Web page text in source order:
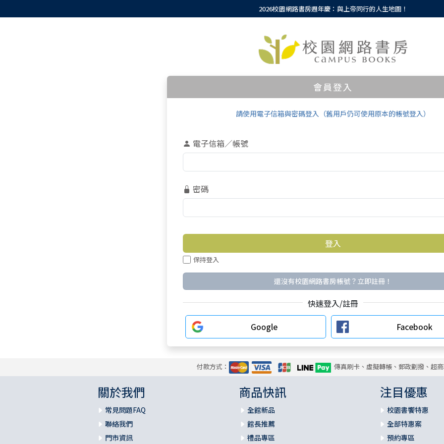
2026校園網路書房週年慶：與上帝同行的人生地圖！
會員登入
請使用電子信箱與密碼登入（舊用戶仍可使用原本的帳號登入）
電子信箱／帳號
密碼
保持登入
還沒有校園網路書房帳號？立即註冊！
快速登入/註冊
Google
Facebook
付款方式： 傳真刷卡、虛擬轉帳、郵政劃撥、超
關於我們
常見問題FAQ
聯絡我們
門市資訊
商品快訊
全館新品
館長推薦
禮品專區
注目優惠
校園書饗特惠
全部特惠案
預約專區